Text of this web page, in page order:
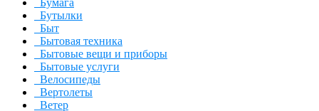
Бутылки
Быт
Бытовая техника
Бытовые вещи и приборы
Бытовые услуги
Велосипеды
Вертолеты
Ветер